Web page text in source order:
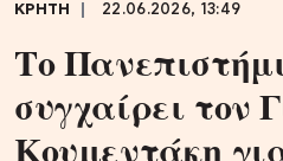
ΚΡΗΤΗ 22.06.2026, 13:49
Το
συγχαίρει τον
Κουμεντάκη